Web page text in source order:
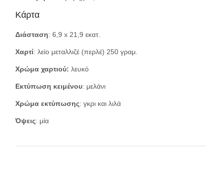
Κάρτα
Διάσταση: 6,9 x 21,9 εκατ.
Χαρτί: λείο μεταλλιζέ (περλέ) 250 γραμ.
Χρώμα χαρτιού: λευκό
Εκτύπωση κειμένου: μελάνι
Χρώμα εκτύπωσης: γκρι και λιλά
Όψεις: μία